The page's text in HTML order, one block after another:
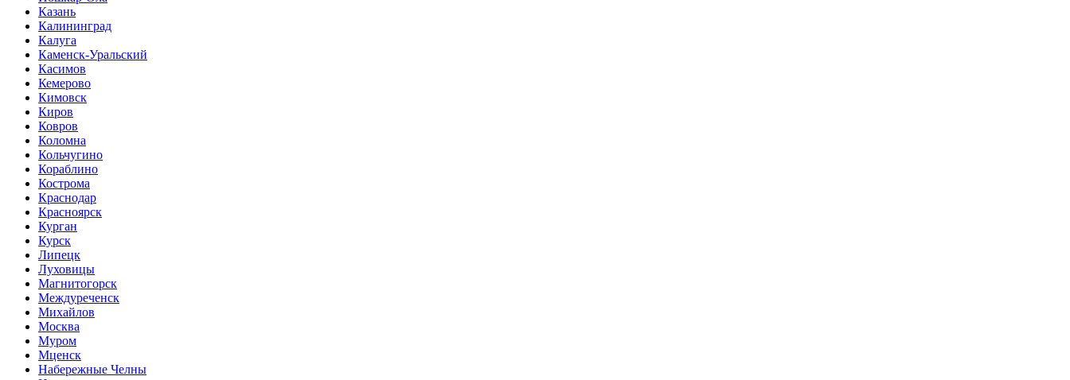
Казань
Калининград
Калуга
Каменск-Уральский
Касимов
Кемерово
Кимовск
Киров
Ковров
Коломна
Кольчугино
Кораблино
Кострома
Краснодар
Красноярск
Курган
Курск
Липецк
Луховицы
Магнитогорск
Междуреченск
Михайлов
Москва
Муром
Мценск
Набережные Челны